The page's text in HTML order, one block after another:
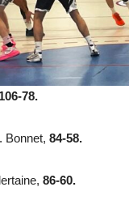
106-78.
Bonnet, 84-58.
86-60.